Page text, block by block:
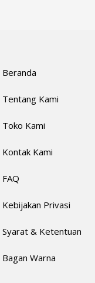
Beranda
Tentang Kami
Toko Kami
Kontak Kami
FAQ
Kebijakan Privasi
Syarat & Ketentuan
Bagan Warna